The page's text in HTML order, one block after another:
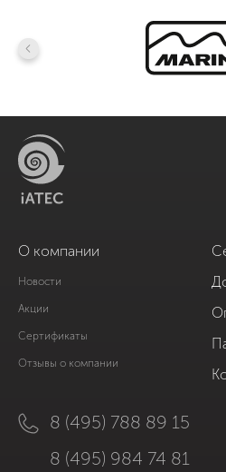
О компании
Новости
Акции
Сертификаты
Отзывы о компании
8 (495) 788 89 15
8 (495) 984 74 81